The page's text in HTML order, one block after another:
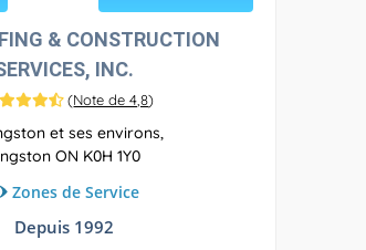
& CONSTRUCTION
INC.
(Note de 4,8)
et ses environs,
ON K0H 1Y0
Zones de Service
Depuis 1992